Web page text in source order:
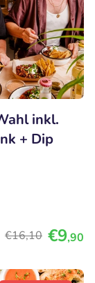
inkl.
+ Dip
€16,10 €9,90